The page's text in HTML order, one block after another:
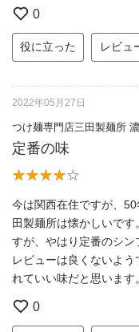
0
役に立った レビュ
2022年05月27日
つけ麺専門店三田製麺所
定番の味
今は関西在住ですが、
田製麺所は懐かしいで
すが、やはり定番のシン
レビューは良くないよ
れていい味だと思います。
0